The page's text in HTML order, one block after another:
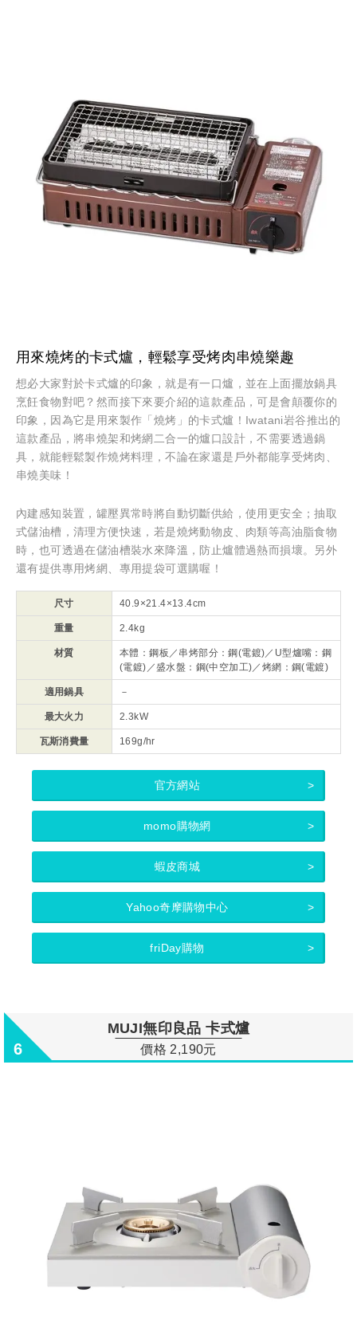
用來燒烤的卡式爐，輕鬆享受烤肉串燒樂趣
想必大家對於卡式爐的印象，就是有一口爐，並在上面擺放鍋具
烹飪食物對吧？然而接下來要介紹的這款產品，可是會顛覆你的
印象，因為它是用來製作「燒烤」的卡式爐！Iwatani岩谷推出的
這款產品，將串燒架和烤網二合一的爐口設計，不需要透過鍋
具，就能輕鬆製作燒烤料理，不論在家還是戶外都能享受烤肉、
串燒美味！
內建感知裝置，罐壓異常時將自動切斷供給，使用更安全；抽取
式儲油槽，清理方便快速，若是燒烤動物皮、肉類等高油脂食物
時，也可透過在儲油槽裝水來降溫，防止爐體過熱而損壞。另外
還有提供專用烤網、專用提袋可選購喔！
尺寸 40.9×21.4×13.4cm
重量 2.4kg
材質
本體：鋼板／串烤部分：鋼(電鍍)／U型爐嘴：鋼
(電鍍)／盛水盤：鋼(中空加工)／烤網：鋼(電鍍)
適用鍋具 －
最大火力 2.3kW
瓦斯消費量 169g/hr
官方網站
momo購物網
蝦皮商城
Yahoo奇摩購物中心
friDay購物
6
MUJI無印良品 卡式爐
價格 2,190元